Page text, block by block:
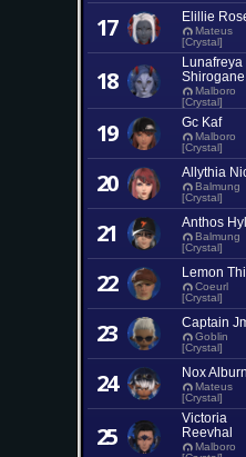
17 Elillie
Mateus
[Crystal]
18
Lunafreya
Shirogane
Malboro
[Crystal]
19 Gc Kaf
Malboro
[Crystal]
20 Allythia
Balmung
[Crystal]
21 Anthos
Balmung
[Crystal]
22 Lemon
Coeurl
[Crystal]
23 Captain
Goblin
[Crystal]
24 Nox
Mateus
[Crystal]
25
Victoria
Reevhal
Malboro